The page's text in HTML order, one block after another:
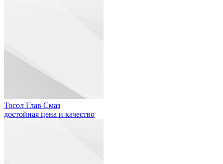
Тосол Глав Смаз
достойная цена и качество